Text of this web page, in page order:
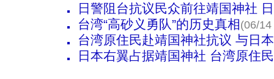
日警阻台抗议民众前往靖国神社
台湾“高砂义勇队”的历史真相(06/
台湾原住民赴靖国神社抗议 与日
日本右翼占据靖国神社 台湾原住